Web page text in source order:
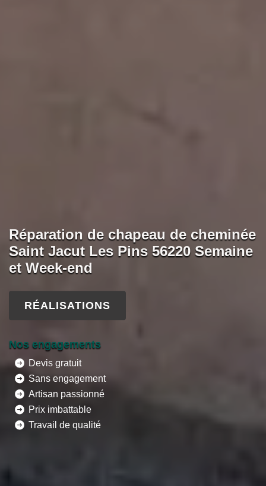
Réparation de chapeau de cheminée
Saint Jacut Les Pins 56220 Semaine
et Week-end
RÉALISATIONS
Nos engagements
Devis gratuit
Sans engagement
Artisan passionné
Prix imbattable
Travail de qualité